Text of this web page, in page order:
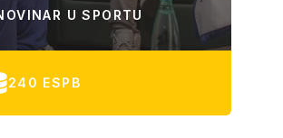
U SPORTU
240 ESPB